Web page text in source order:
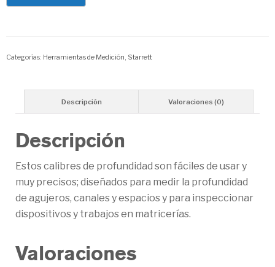
Categorías: Herramientas de Medición, Starrett
Descripción Valoraciones (0)
Descripción
Estos calibres de profundidad son fáciles de usar y
muy precisos; diseñados para medir la profundidad
de agujeros, canales y espacios y para inspeccionar
dispositivos y trabajos en matricerías.
Valoraciones